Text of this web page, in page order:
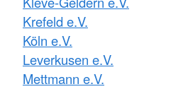
Krefeld e.V.
Köln e.V.
Leverkusen e.V.
Mettmann e.V.